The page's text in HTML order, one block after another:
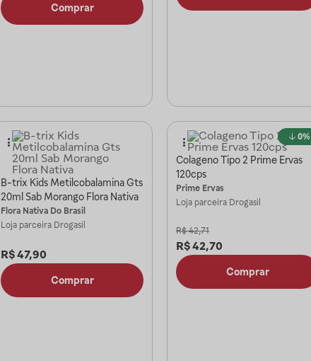
Comprar
B-trix Kids Metilcobalamina Gts
20ml Sab Morango Flora Nativa
Flora Nativa Do Brasil
Loja parceira Drogasil
R$47,90
Comprar
0%
Colageno Tipo 2 Prime Ervas
120cps
Prime Ervas
Loja parceira Drogasil
R$ 42,71
R$42,70
Comprar